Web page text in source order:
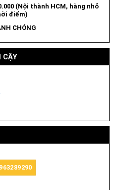
(Nội thành HCM, hàng nhỏ
điểm)
CHÓNG
CẬY